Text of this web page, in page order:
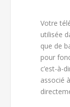
Votre
utilisée
que de
pour
c’est-à-
associé